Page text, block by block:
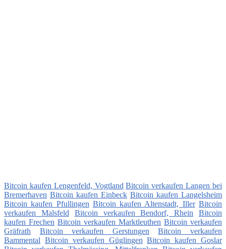
Bitcoin kaufen Lengenfeld, Vogtland Bitcoin verkaufen Langen bei
Bremerhaven Bitcoin kaufen Einbeck Bitcoin kaufen Langelsheim
Bitcoin kaufen Pfullingen Bitcoin kaufen Altenstadt, Iller Bitcoin
verkaufen Malsfeld
Bitcoin verkaufen Bendorf, Rhein
Bitcoin
kaufen Frechen Bitcoin verkaufen Marktleuthen Bitcoin verkaufen
Gräfrath
Bitcoin verkaufen Gerstungen
Bitcoin verkaufen
Bammental Bitcoin verkaufen Güglingen Bitcoin kaufen Goslar